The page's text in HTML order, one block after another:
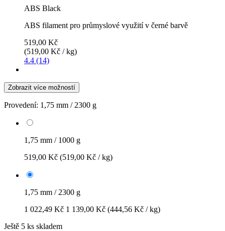
ABS Black
ABS filament pro průmyslové využití v černé barvě
519,00 Kč
(519,00 Kč / kg)
4.4 (14)
Zobrazit více možností
Provedení: 1,75 mm / 2300 g
1,75 mm / 1000 g
519,00 Kč (519,00 Kč / kg)
1,75 mm / 2300 g
1 022,49 Kč 1 139,00 Kč (444,56 Kč / kg)
Ještě 5 ks skladem